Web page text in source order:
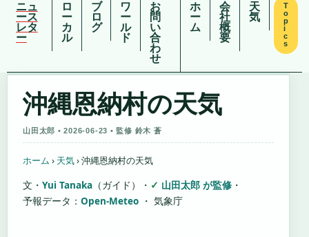
ニュ
ース
レタ
ー
ロ
ー
カ
ル
ブ
ロ
グ
ワ
ー
ル
ド
お
問
い
合
わ
せ
ホ
ー
ム
会
社
概
要
天
気
T
o
p
i
c
s
沖縄恩納村の天気
山田太郎 • 2026-06-23 • 監修 鈴木 蒼
ホーム › 天気›沖縄恩納村の天気
文・ Yui Tanaka （ガイド） ・ 山田太郎 が監修 ・
予報データ： Open-Meteo ・ 気象庁